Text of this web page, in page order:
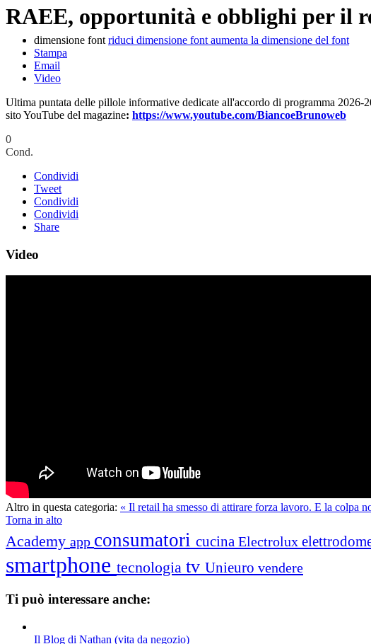
RAEE, opportunità e obblighi per il
dimensione font riduci dimensione font aumenta la dimensione del font
Stampa
Email
Video
Ultima puntata delle pillole informative dedicate all'accordo di programma 2026-
sito YouTube del magazine: https://www.youtube.com/BiancoeBrunoweb
0
Cond.
Condividi
Tweet
Condividi
Condividi
Share
Video
Altro in questa categoria: « Il retail ha smesso di attirare forza lavoro. E la colpa
Torna in alto
Academy app consumatori cucina Electrolux
smartphone tecnologia tv Unieuro vendere
Ti può interessare anche:
Il Blog di Nathan (vita da negozio)